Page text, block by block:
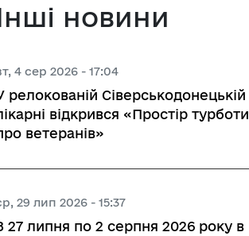
з питань підприємництва у м.
база
регуляторних актів
діяльності
новини
4 сер 2026 - 17:04
релокованій Сіверськодонецькій
відкрився «Простір турботи
ветеранів»
29 лип 2026 - 15:37
27 липня по 2 серпня 2026 року в